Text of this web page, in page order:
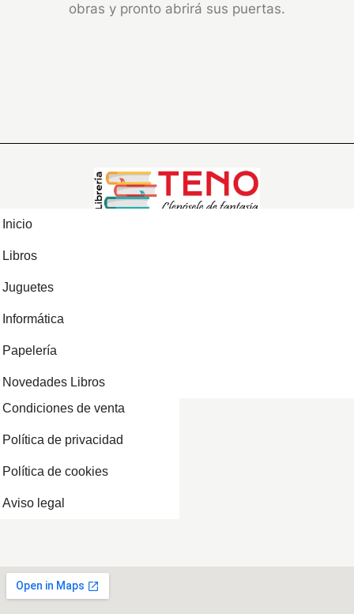
obras y pronto abrirá sus puertas.
Inicio
Libros
Juguetes
Informática
Papelería
Novedades Libros
Condiciones de venta
Política de privacidad
Política de cookies
Aviso legal